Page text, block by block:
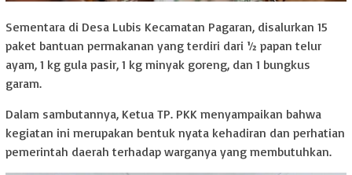
Sementara di Desa Lubis Kecamatan Pagaran, disalurkan 15
paket bantuan permakanan yang terdiri dari ½ papan telur
ayam, 1 kg gula pasir, 1 kg minyak goreng, dan 1 bungkus
garam.
Dalam sambutannya, Ketua TP. PKK menyampaikan bahwa
kegiatan ini merupakan bentuk nyata kehadiran dan perhatian
pemerintah daerah terhadap warganya yang membutuhkan.